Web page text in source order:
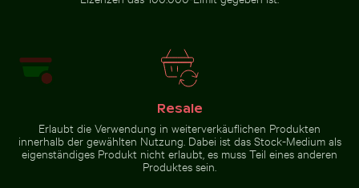
Resale
Erlaubt die Verwendung in weiterverkäuflichen Produkten
innerhalb der gewählten Nutzung. Dabei ist das Stock-Medium als
eigenständiges Produkt nicht erlaubt, es muss Teil eines anderen
Produktes sein.